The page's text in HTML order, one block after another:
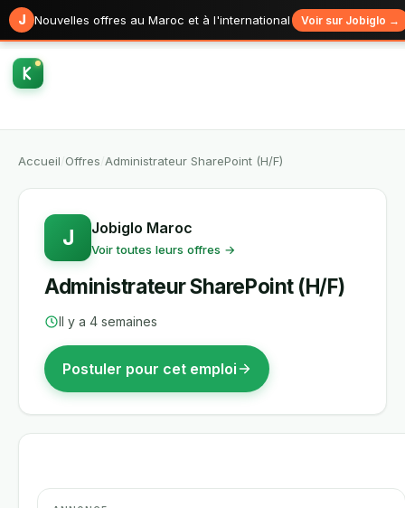
J Nouvelles offres au Maroc et à l'international Voir sur Jobiglo →
Accueil Offres Administrateur SharePoint (H/F)
J Jobiglo Maroc
Voir toutes leurs offres →
Administrateur SharePoint (H/F)
Il y a 4 semaines
Postuler pour cet emploi